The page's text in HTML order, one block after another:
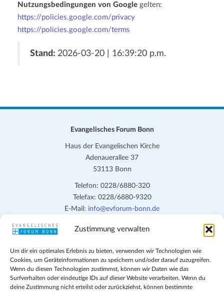
Zustimmung verwalten
Um dir ein optimales Erlebnis zu bieten, verwenden wir Technologien wie
Cookies, um Geräteinformationen zu speichern und/oder darauf zuzugreifen.
Wenn du diesen Technologien zustimmst, können wir Daten wie das
Surfverhalten oder eindeutige IDs auf dieser Website verarbeiten. Wenn du
deine Zustimmung nicht erteilst oder zurückziehst, können bestimmte
Nutzungsbedingungen von Google gelten:
https://policies.google.com/privacy
https://policies.google.com/terms
Stand: 2026-03-20 | 16:39:20 p.m.
Evangelisches Forum Bonn
Haus der Evangelischen Kirche
Adenauerallee 37
53113 Bonn
Telefon: 0228/6880-320
Telefax: 0228/6880-9320
E-Mail: info@evforum-bonn.de
Das Evangelische Forum Bonn will in seinen zentralen
persönlichen, beruflichen, kirchlichen und öffentlichen Lebens
eingehen, zu offener Begegnung und ehrlicher Auseinandersetzung
anregen und mithelfen, aus der Verheißung des Evangeliums heraus
im individuellen und gesellschaftlichen Leben verantwortlich zu